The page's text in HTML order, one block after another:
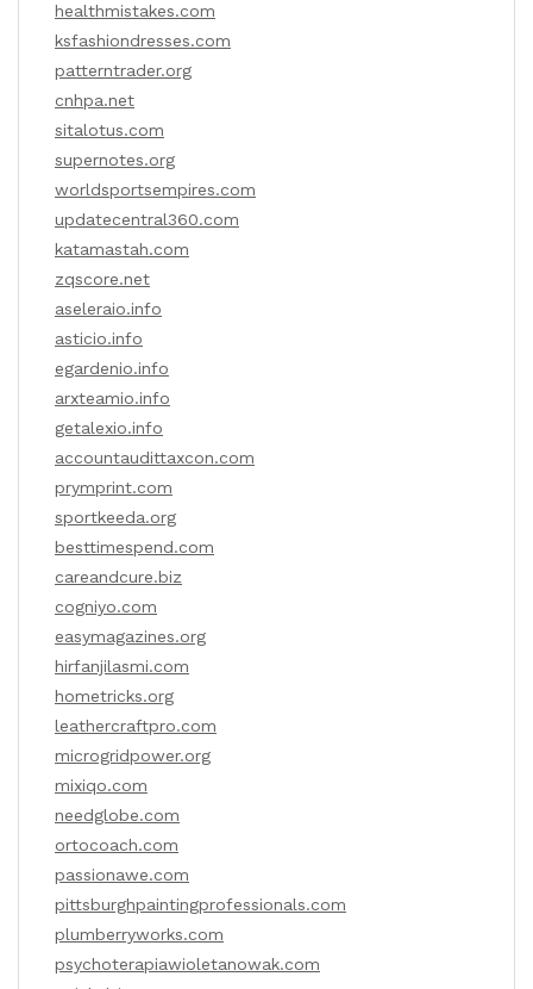
healthmistakes.com
ksfashiondresses.com
patterntrader.org
cnhpa.net
sitalotus.com
supernotes.org
worldsportsempires.com
updatecentral360.com
katamastah.com
zqscore.net
aseleraio.info
asticio.info
egardenio.info
arxteamio.info
getalexio.info
accountaudittaxcon.com
prymprint.com
sportkeeda.org
besttimespend.com
careandcure.biz
cogniyo.com
easymagazines.org
hirfanjilasmi.com
hometricks.org
leathercraftpro.com
microgridpower.org
mixiqo.com
needglobe.com
ortocoach.com
passionawe.com
pittsburghpaintingprofessionals.com
plumberryworks.com
psychoterapiawioletanowak.com